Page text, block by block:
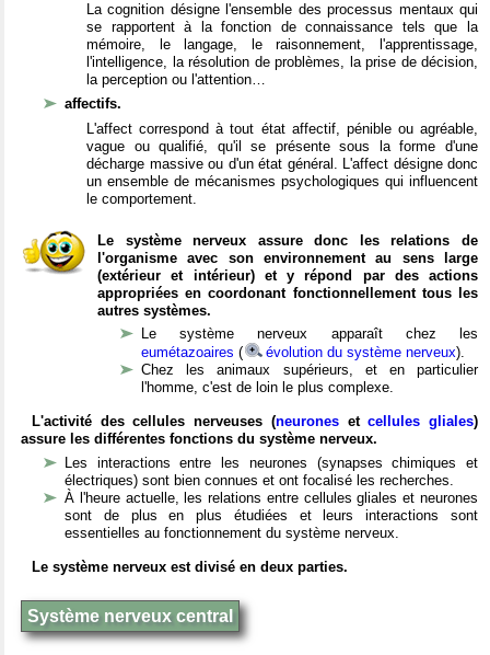
La cognition désigne l'ensemble des processus mentaux qui
se rapportent à la fonction de connaissance tels que la
mémoire, le langage, le raisonnement, l'apprentissage,
l'intelligence, la résolution de problèmes, la prise de décision,
la perception ou l'attention…
affectifs.
L'affect correspond à tout état affectif, pénible ou agréable,
vague ou qualifié, qu'il se présente sous la forme d'une
décharge massive ou d'un état général. L'affect désigne donc
un ensemble de mécanismes psychologiques qui influencent
le comportement.
Le système nerveux assure donc les relations de
l'organisme avec son environnement au sens large
(extérieur et intérieur) et y répond par des actions
appropriées en coordonant fonctionnellement tous les
autres systèmes.
Le système nerveux apparaît chez les
eumétazoaires ( évolution du système nerveux).
Chez les animaux supérieurs, et en particulier
l'homme, c'est de loin le plus complexe.
L'activité des cellules nerveuses (neuronesetcellules gliales)
assure les différentes fonctions du système nerveux.
Les interactions entre les neurones (synapses chimiques et
électriques) sont bien connues et ont focalisé les recherches.
À l'heure actuelle, les relations entre cellules gliales et neurones
sont de plus en plus étudiées et leurs interactions sont
essentielles au fonctionnement du système nerveux.
Le système nerveux est divisé en deux parties.
Système nerveux central